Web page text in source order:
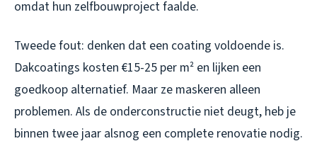
omdat hun zelfbouwproject faalde.
Tweede fout: denken dat een coating voldoende is.
Dakcoatings kosten €15-25 per m² en lijken een
goedkoop alternatief. Maar ze maskeren alleen
problemen. Als de onderconstructie niet deugt, heb je
binnen twee jaar alsnog een complete renovatie nodig.